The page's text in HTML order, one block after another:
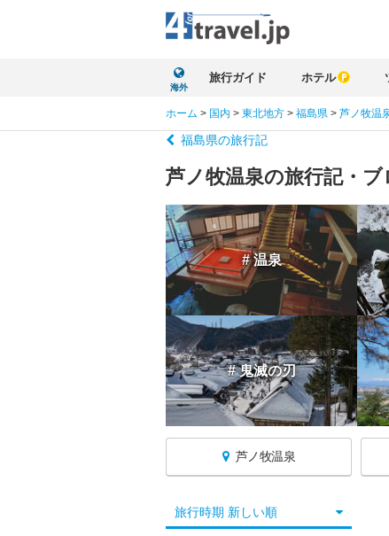
海外
旅行ガイド ホテル
ホーム > 国内 > 東北地方 > 福島県 > 芦ノ牧温
福島県の旅行記
芦ノ牧温泉の旅行記・ブ
# 温泉
# 鬼滅の刃
芦ノ牧温泉
福島へ戻る
旅行時期 新しい順